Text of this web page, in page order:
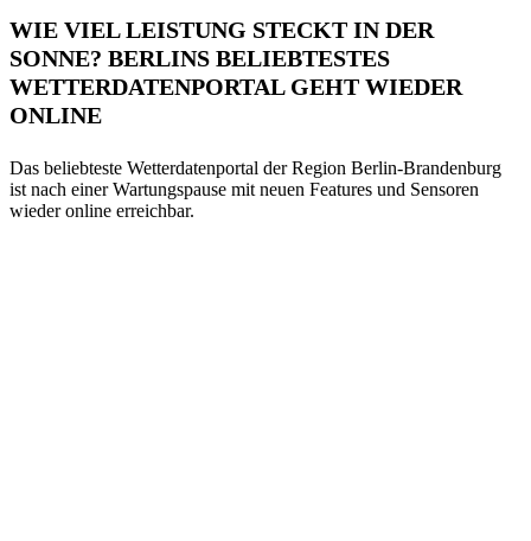
WIE VIEL LEISTUNG STECKT IN DER
SONNE? BERLINS BELIEBTESTES
WETTERDATENPORTAL GEHT WIEDER
ONLINE
Das beliebteste Wetterdatenportal der Region Berlin-Brandenburg
ist nach einer Wartungspause mit neuen Features und Sensoren
wieder online erreichbar.